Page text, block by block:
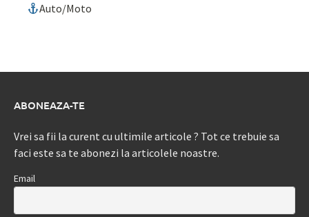
Auto/Moto
ABONEAZA-TE
Vrei sa fii la curent cu ultimile articole ? Tot ce trebuie sa
faci este sa te abonezi la articolele noastre.
Email